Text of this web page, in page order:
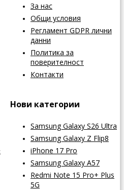
За нас
Общи условия
Регламент GDPR лични
данни
Политика за
поверителност
Контакти
Нови категории
Samsung Galaxy S26 Ultra
Samsung Galaxy Z Flip8
iPhone 17 Pro
Samsung Galaxy A57
Redmi Note 15 Pro+ Plus
5G